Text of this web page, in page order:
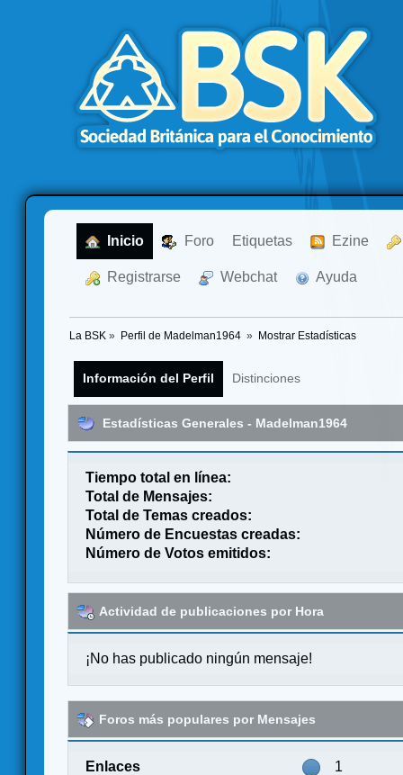
Inicio Foro Etiquetas Ezine
Registrarse Webchat Ayuda
La BSK » Perfil de Madelman1964 » Mostrar Estadísticas
Información del Perfil Distinciones
Estadísticas Generales - Madelman1964
Tiempo total en línea:
Total de Mensajes:
Total de Temas creados:
Número de Encuestas creadas:
Número de Votos emitidos:
Actividad de publicaciones por Hora
¡No has publicado ningún mensaje!
Foros más populares por Mensajes
Enlaces 1